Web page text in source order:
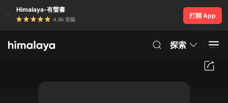
Himalaya-有聲書
4.8k 安裝
打開 App
探索